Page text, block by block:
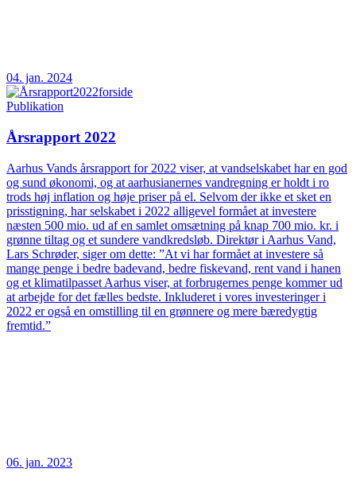
04. jan. 2024
Publikation
Årsrapport 2022
Aarhus Vands årsrapport for 2022 viser, at vandselskabet har en god
og sund økonomi, og at aarhusianernes vandregning er holdt i ro
trods høj inflation og høje priser på el. Selvom der ikke et sket en
prisstigning, har selskabet i 2022 alligevel formået at investere
næsten 500 mio. ud af en samlet omsætning på knap 700 mio. kr. i
grønne tiltag og et sundere vandkredsløb. Direktør i Aarhus Vand,
Lars Schrøder, siger om dette: ”At vi har formået at investere så
mange penge i bedre badevand, bedre fiskevand, rent vand i hanen
og et klimatilpasset Aarhus viser, at forbrugernes penge kommer ud
at arbejde for det fælles bedste. Inkluderet i vores investeringer i
2022 er også en omstilling til en grønnere og mere bæredygtig
fremtid.”
06. jan. 2023